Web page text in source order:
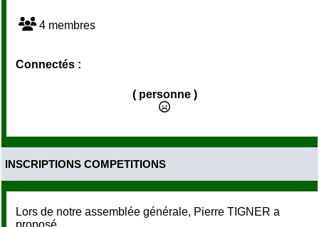
4 membres
Connectés :
( personne )
INSCRIPTIONS COMPETITIONS
Lors de notre assemblée générale, Pierre TIGNER a
proposé